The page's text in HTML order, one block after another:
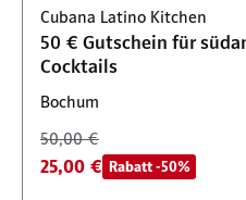
Verfügbar: 35 Stück
Cubana Latino Kitchen
50 € Gutschein für
Cocktails
Bochum
50,00 €
25,00 € Rabatt -50%